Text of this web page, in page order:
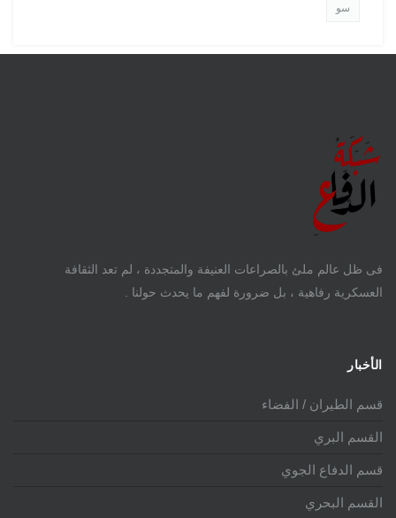
سو
فى ظل عالم ملئ بالصراعات العنيفة والمتجددة ، لم تعد الثقافة
العسكرية رفاهية ، بل ضرورة لفهم ما يحدث حولنا .
الأخبار
قسم الطيران / الفضاء
القسم البري
قسم الدفاع الجوي
القسم البحري